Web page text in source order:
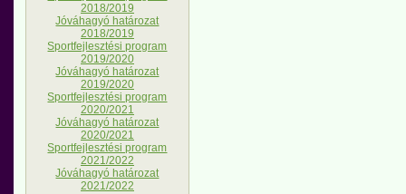
2018/2019
Jóváhagyó határozat
2018/2019
Sportfejlesztési program
2019/2020
Jóváhagyó határozat
2019/2020
Sportfejlesztési program
2020/2021
Jóváhagyó határozat
2020/2021
Sportfejlesztési program
2021/2022
Jóváhagyó határozat
2021/2022